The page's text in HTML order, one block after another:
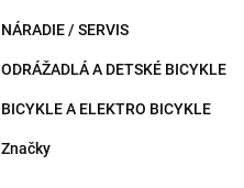
NÁRADIE / SERVIS
ODRÁŽADLÁ A DETSKÉ BICYKLE
BICYKLE A ELEKTRO BICYKLE
Značky